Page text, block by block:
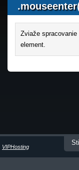
Zviaže
element.
VIPHosting